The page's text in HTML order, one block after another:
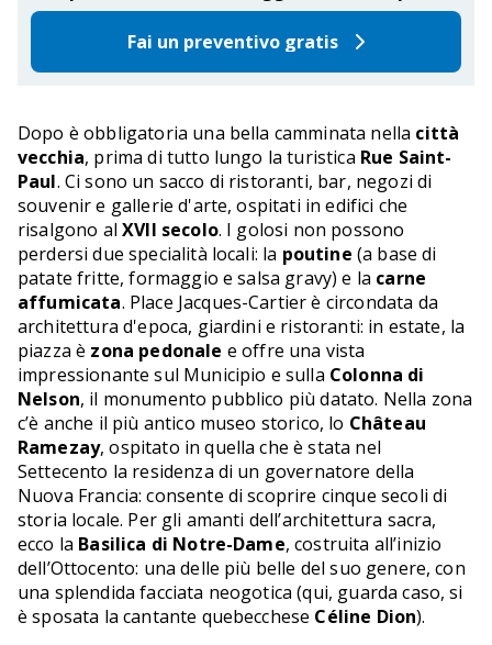
Fai un preventivo gratis
Dopo è obbligatoria una bella camminata nella città
vecchia, prima di tutto lungo la turistica Rue Saint-
Paul. Ci sono un sacco di ristoranti, bar, negozi di
souvenir e gallerie d'arte, ospitati in edifici che
risalgono alXVII secolo. I golosi non possono
perdersi due specialità locali: la poutine (a base di
patate fritte, formaggio e salsa gravy) e la carne
affumicata. Place Jacques-Cartier è circondata da
architettura d'epoca, giardini e ristoranti: in estate, la
piazza è zona pedonale e offre una vista
impressionante sul Municipio e sulla Colonna di
Nelson, il monumento pubblico più datato. Nella zona
c’è anche il più antico museo storico, lo Château
Ramezay, ospitato in quella che è stata nel
Settecento la residenza di un governatore della
Nuova Francia: consente di scoprire cinque secoli di
storia locale. Per gli amanti dell’architettura sacra,
ecco la Basilica di Notre-Dame, costruita all’inizio
dell’Ottocento: una delle più belle del suo genere, con
una splendida facciata neogotica (qui, guarda caso, si
è sposata la cantante quebecchese Céline Dion).